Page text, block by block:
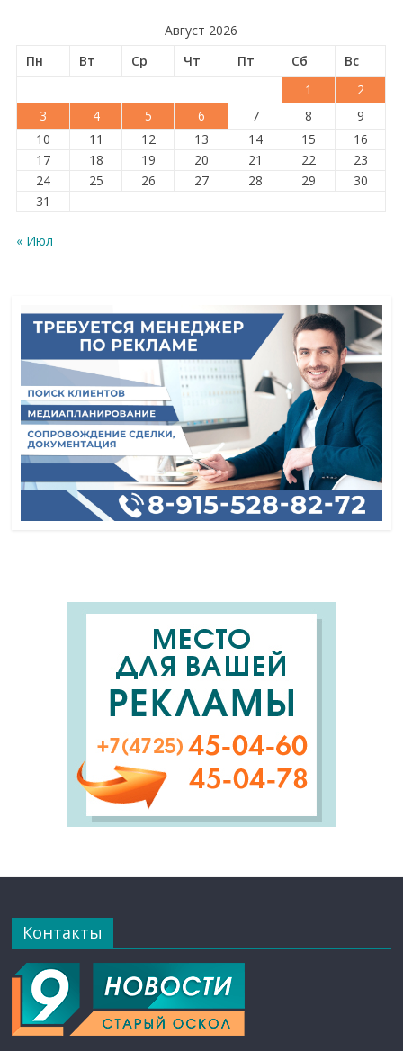
Август 2026
Пн
Вт Ср Чт Пт Сб
Вс
1
2
3
4 5 6 7 8
9
10
11 12 13 14 15
16
17
18 19 20 21 22
23
24
25 26 27 28 29
30
31
« Июл
Контакты